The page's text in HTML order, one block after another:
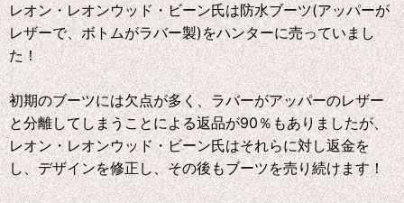
レオン・レオンウッド・ビーン氏は防水ブーツ(アッパーが
レザーで、ボトムがラバー製)をハンターに売っていまし
た！
初期のブーツには欠点が多く、ラバーがアッパーのレザー
と分離してしまうことによる返品が90％もありましたが、
レオン・レオンウッド・ビーン氏はそれらに対し返金を
し、デザインを修正し、その後もブーツを売り続けます！